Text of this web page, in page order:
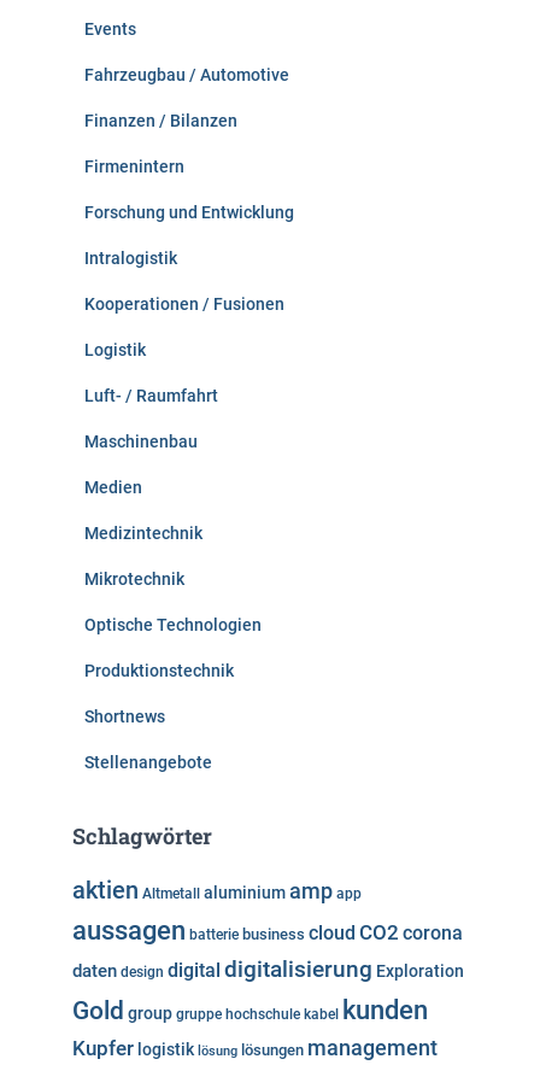
Events
Fahrzeugbau / Automotive
Finanzen / Bilanzen
Firmenintern
Forschung und Entwicklung
Intralogistik
Kooperationen / Fusionen
Logistik
Luft- / Raumfahrt
Maschinenbau
Medien
Medizintechnik
Mikrotechnik
Optische Technologien
Produktionstechnik
Shortnews
Stellenangebote
Schlagwörter
aktien Altmetall aluminiumamp app
aussagen batterie business cloud CO2 corona
daten design digital digitalisierung Exploration
Gold group gruppe hochschule kabel kunden
Kupfer logistik lösung lösungen management